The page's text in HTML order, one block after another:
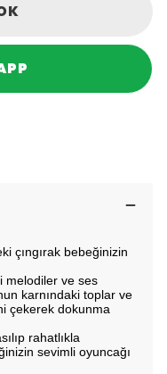
çıngırak bebeğinizin
melodiler ve ses
karnındaki toplar ve
çekerek dokunma
rahatlıkla
sevimli oyuncağı